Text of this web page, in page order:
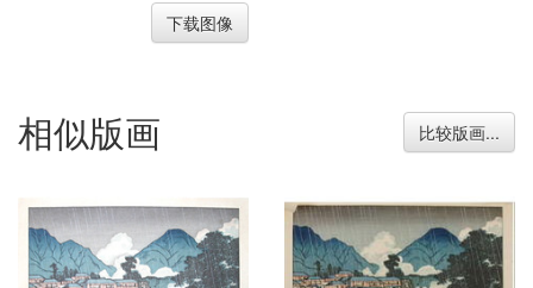
下载图像
相似版画 比较版画...